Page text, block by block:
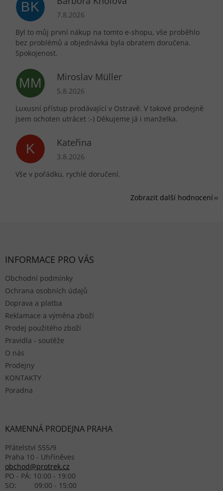
BK Hodnocení obchodu je 5 z 5 hvězdiček.
7.8.2026
Byl to můj první nákup na tomto e-shopu, vše proběhlo
bez problémů a objednávka byla obratem doručena.
Spokojenost.
MM Miroslav Müller
Hodnocení obchodu je 5 z 5 hvězdiček.
5.8.2026
Luxusní přístup prodávající v Ostravě. V takové prodejně
jsem ochoten utrácet :-) Děkujeme já i manželka.
K Kateřina
Hodnocení obchodu je 5 z 5 hvězdiček.
3.8.2026
Vše v pořádku, rychlé doručení.
Zobrazit další hodnocení
INFORMACE PRO VÁS
Obchodní podmínky
Ochrana osobních údajů
Doprava a platba
Reklamace a výměna zboží
Prodej použitého zboží
Pravidla - soutěže
O nás
Prodejny
KONTAKTY
Poradna
KAMENNÁ PRODEJNA PRAHA
Přátelství 555/9
Praha 10 - Uhříněves
obchod@protrek.cz
PO - PÁ: 10:00 - 19:00
SO: 09:00 - 15:00